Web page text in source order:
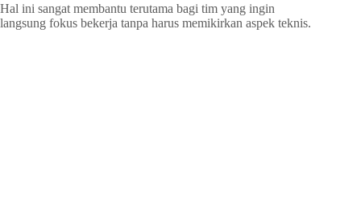
Hal ini sangat membantu terutama bagi tim yang ingin
langsung fokus bekerja tanpa harus memikirkan aspek teknis.